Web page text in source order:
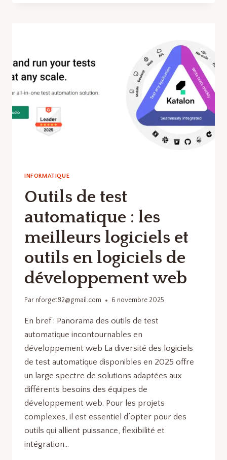
ET
INFORMATIQUE
Outils de test
automatique : les
meilleurs logiciels et
outils en logiciels de
développement web
Par nforget82@gmail.com 6 novembre 2025
En bref : Panorama des outils de test
automatique incontournables en
développement web La diversité des logiciels
de test automatique disponibles en 2025 offre
un large spectre de solutions adaptées aux
différents besoins des équipes de
développement web. Pour les projets
complexes, il est essentiel d’opter pour des
outils qui allient puissance, flexibilité et
intégration…